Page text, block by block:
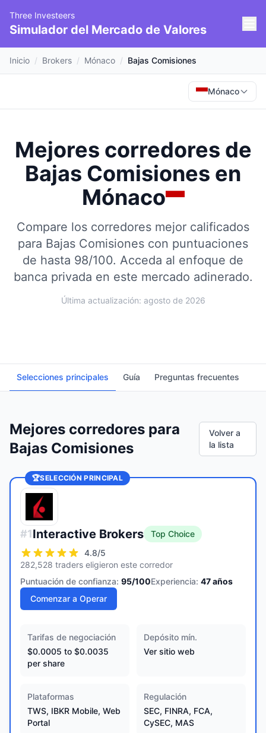
Three Investeers
Simulador del Mercado de Valores
Inicio / Brokers / Mónaco / Bajas Comisiones
Mónaco
Mejores corredores de
Bajas Comisiones en
Mónaco
Compare los corredores mejor calificados
para Bajas Comisiones con puntuaciones
de hasta 98/100. Acceda al enfoque de
banca privada en este mercado adinerado.
Última actualización: agosto de 2026
Selecciones principales Guía Preguntas frecuentes
Mejores corredores para
Bajas Comisiones
Volver a
la lista
🏆SELECCIÓN PRINCIPAL
#1Interactive Brokers
Top Choice
4.8/5
282,528 traders eligieron este corredor
Puntuación de confianza: 95/100Experiencia: 47años
Comenzar a Operar
Tarifas de negociación
$0.0005 to $0.0035
per share
Depósito mín.
Ver sitio web
Plataformas
TWS, IBKR Mobile, Web
Portal
Regulación
SEC, FINRA, FCA,
CySEC, MAS